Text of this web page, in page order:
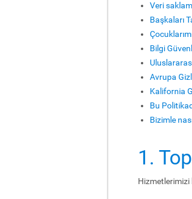
Veri
Başkaları
Bilgi
Avrupa
Kalifornia
Bu
Bizimle
1.
Hizmetlerimizi